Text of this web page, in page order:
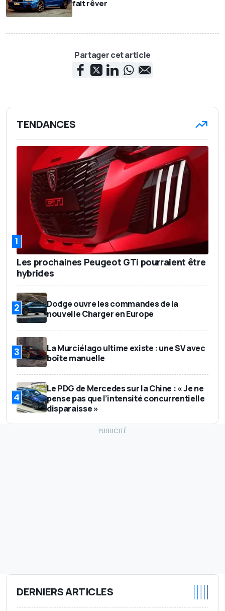
fait rêver
Partager cet article
TENDANCES
1
Les prochaines Peugeot GTi pourraient être
hybrides
2
Dodge ouvre les commandes de la
nouvelle Charger en Europe
3
La Murciélago ultime existe : une SV avec
boîte manuelle
4
Le PDG de Mercedes sur la Chine : « Je ne
pense pas que l’intensité concurrentielle
disparaisse »
DERNIERS ARTICLES